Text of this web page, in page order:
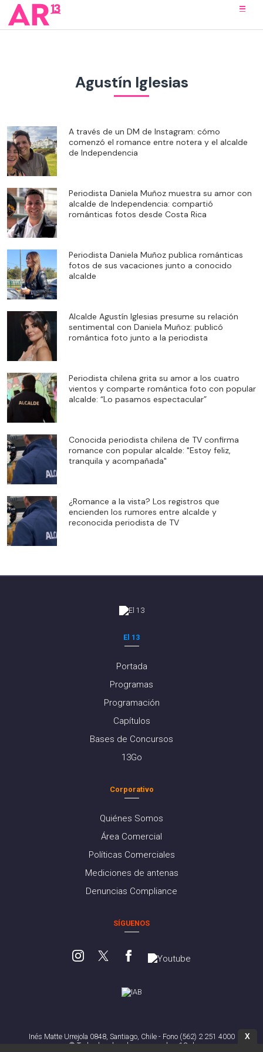
Agustín Iglesias
A través de un DM de Instagram: cómo
comenzó el romance entre notera y el alcalde
de Independencia
Periodista Daniela Muñoz muestra su amor con
alcalde de Independencia: compartió
románticas fotos desde Costa Rica
Periodista Daniela Muñoz publica románticas
fotos de sus vacaciones junto a conocido
alcalde
Alcalde Agustín Iglesias presume su relación
sentimental con Daniela Muñoz: publicó
romántica foto junto a la periodista
Periodista chilena grita su amor a los cuatro
vientos y comparte romántica foto con popular
alcalde: “Lo pasamos espectacular”
Conocida periodista chilena de TV confirma
romance con popular alcalde: "Estoy feliz,
tranquila y acompañada"
¿Romance a la vista? Los registros que
encienden los rumores entre alcalde y
reconocida periodista de TV
El 13
Portada
Programas
Programación
Capítulos
Bases de Concursos
13Go
Corporativo
Quiénes Somos
Área Comercial
Políticas Comerciales
Mediciones de antenas
Denuncias Compliance
SÍGUENOS
Inés Matte Urrejola 0848, Santiago, Chile - Fono (562) 2 251 4000
© Todos los derechos reservados. 13.cl
X